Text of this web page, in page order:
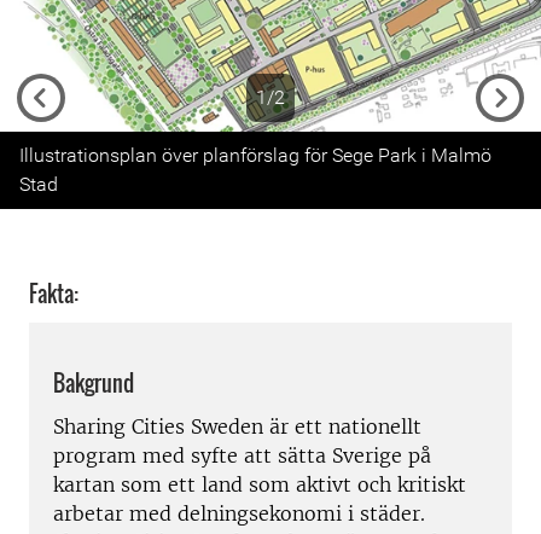
1/2
Previous
Illustrationsplan över planförslag för Sege Park i Malmö
Stad
Fakta:
Bakgrund
Sharing Cities Sweden är ett nationellt
program med syfte att sätta Sverige på
kartan som ett land som aktivt och kritiskt
arbetar med delningsekonomi i städer.